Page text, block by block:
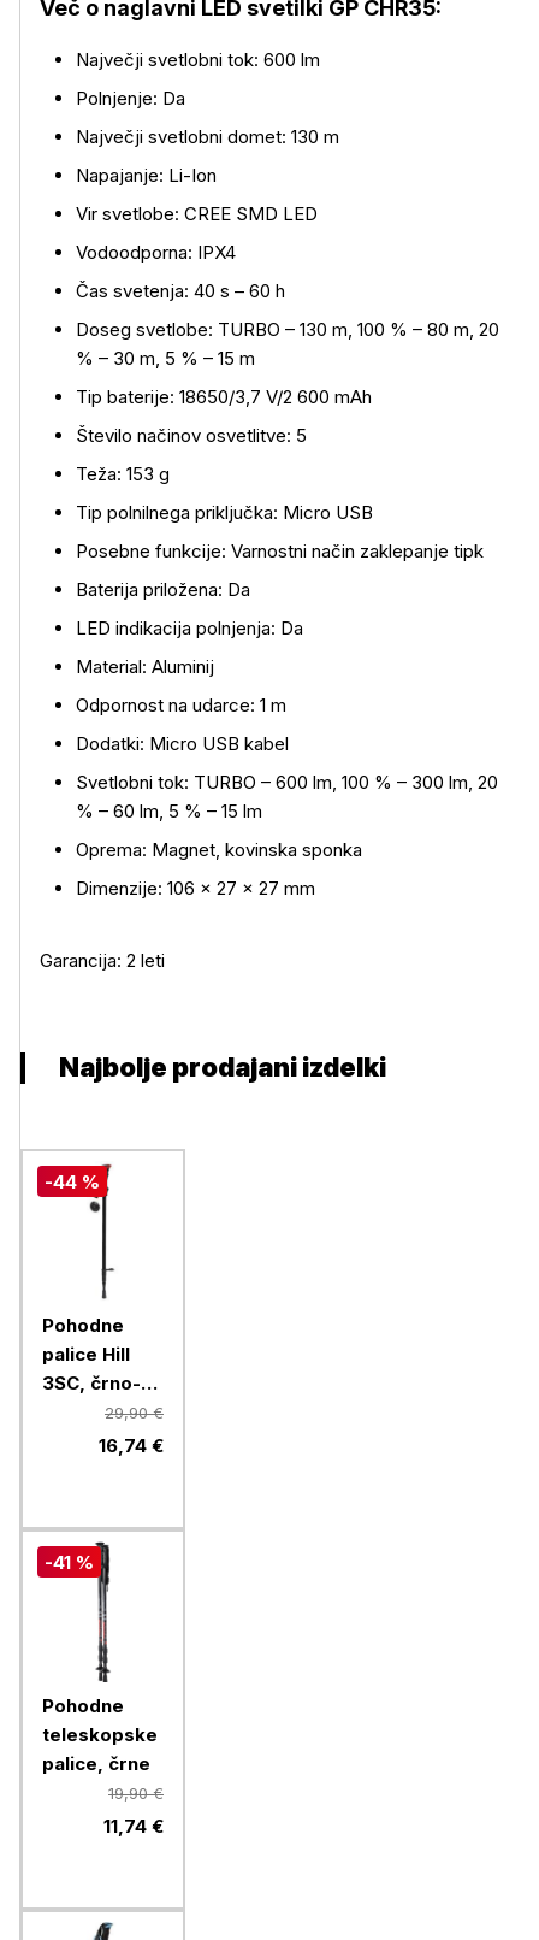
Več o naglavni LED svetilki GP CHR35:
Največji svetlobni tok: 600 lm
Polnjenje: Da
Največji svetlobni domet: 130 m
Napajanje: Li-Ion
Vir svetlobe: CREE SMD LED
Vodoodporna: IPX4
Čas svetenja: 40 s – 60 h
Doseg svetlobe: TURBO – 130 m, 100 % – 80 m, 20
% – 30 m, 5 % – 15 m
Tip baterije: 18650/3,7 V/2 600 mAh
Število načinov osvetlitve: 5
Teža: 153 g
Tip polnilnega priključka: Micro USB
Posebne funkcije: Varnostni način zaklepanje tipk
Baterija priložena: Da
LED indikacija polnjenja: Da
Material: Aluminij
Odpornost na udarce: 1 m
Dodatki: Micro USB kabel
Svetlobni tok: TURBO – 600 lm, 100 % – 300 lm, 20
% – 60 lm, 5 % – 15 lm
Oprema: Magnet, kovinska sponka
Dimenzije: 106 × 27 × 27 mm
Garancija: 2 leti
Najbolje prodajani izdelki
-44 %
Pohodne
palice Hill
3SC, črno-
rdeče, 2/129,90 €
16,74 €
-41 %
Pohodne
teleskopske
palice, črne
19,90 €
11,74 €